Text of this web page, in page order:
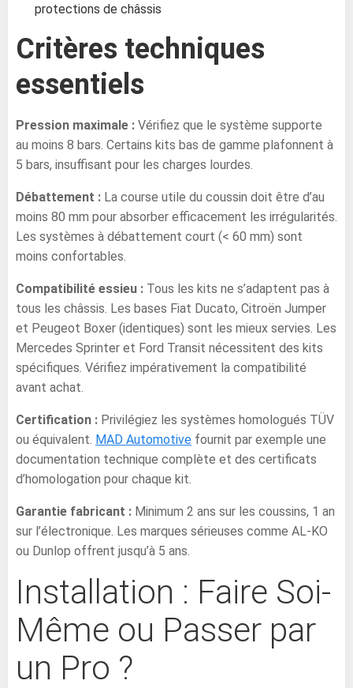
protections de châssis
Critères techniques
essentiels
Pression maximale : Vérifiez que le système supporte
au moins 8 bars. Certains kits bas de gamme plafonnent à
5 bars, insuffisant pour les charges lourdes.
Débattement : La course utile du coussin doit être d’au
moins 80 mm pour absorber efficacement les irrégularités.
Les systèmes à débattement court (< 60 mm) sont
moins confortables.
Compatibilité essieu : Tous les kits ne s’adaptent pas à
tous les châssis. Les bases Fiat Ducato, Citroën Jumper
et Peugeot Boxer (identiques) sont les mieux servies. Les
Mercedes Sprinter et Ford Transit nécessitent des kits
spécifiques. Vérifiez impérativement la compatibilité
avant achat.
Certification : Privilégiez les systèmes homologués TÜV
ou équivalent. MAD Automotive fournit par exemple une
documentation technique complète et des certificats
d’homologation pour chaque kit.
Garantie fabricant : Minimum 2 ans sur les coussins, 1 an
sur l’électronique. Les marques sérieuses comme AL-KO
ou Dunlop offrent jusqu’à 5 ans.
Installation : Faire Soi-
Même ou Passer par
un Pro ?